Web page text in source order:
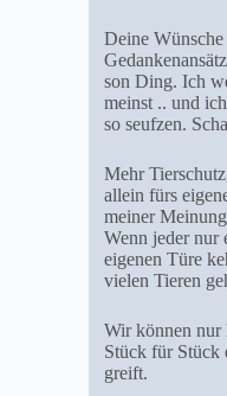
Deine
son Ding. Ich
meinst .. und
so seufzen.
Mehr
allein fürs
meiner
Wenn jeder nur
eigenen Türe
vielen Tieren
Wir können nur
Stück für Stück
greift.